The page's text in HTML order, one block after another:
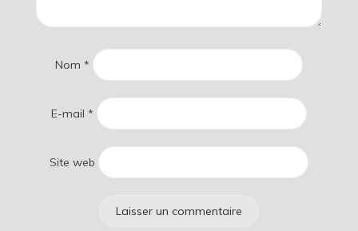
Nom *
E-mail *
Site web